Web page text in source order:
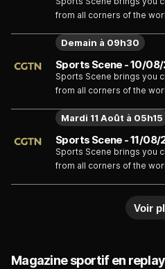
from all corners of the
sports leagues.
Sports Scene brings you
from all corners of the
sports leagues.
Demain à 09h30
Sports Scene brings you
from all corners of the
Mardi 11 Août à 05h15
Voir
Magazine sportif en replay